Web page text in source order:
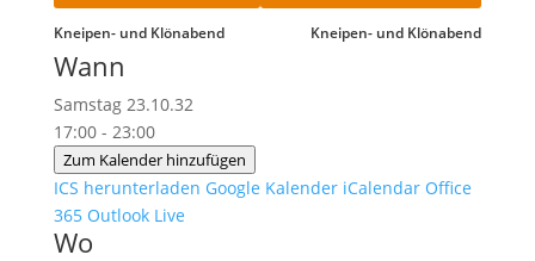
Kneipen- und Klönabend Kneipen- und Klönabend
Wann
Samstag 23.10.32
17:00 - 23:00
Zum Kalender hinzufügen
ICS herunterladen Google Kalender iCalendar Office
365 Outlook Live
Wo